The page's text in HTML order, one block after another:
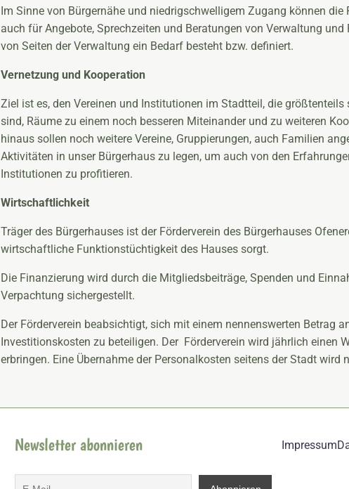
Im Sinne von Bürgernähe und niedrigschwelligem Zugang können die
auch für Angebote, Sprechzeiten und Beratungen von Verwaltung
von Seiten der Verwaltung ein Bedarf besteht bzw. definiert.
Vernetzung und Kooperation
Ziel ist es, den Vereinen und Institutionen im Stadtteil, die größtenteils
sind, Räume zu einem noch besseren Miteinander und zu weiteren
hinaus sollen noch weitere Vereine, Gruppierungen, auch Familien
Aktivitäten in unser Bürgerhaus zu legen, um auch von den
Institutionen zu profitieren.
Wirtschaftlichkeit
Träger des Bürgerhauses ist der Förderverein des Bürgerhauses
wirtschaftliche Funktionstüchtigkeit des Hauses sorgt.
Die Finanzierung wird durch die Mitgliedsbeiträge, Spenden und
Verpachtung sichergestellt.
Der Förderverein beabsichtigt, sich mit einem nennenswerten Betrag
Investitionskosten zu beteiligen. Der Förderverein wird jährlich einen
erbringen. Eine Übernahme der Personalkosten seitens der Stadt wird
Newsletter abonnieren Impressum